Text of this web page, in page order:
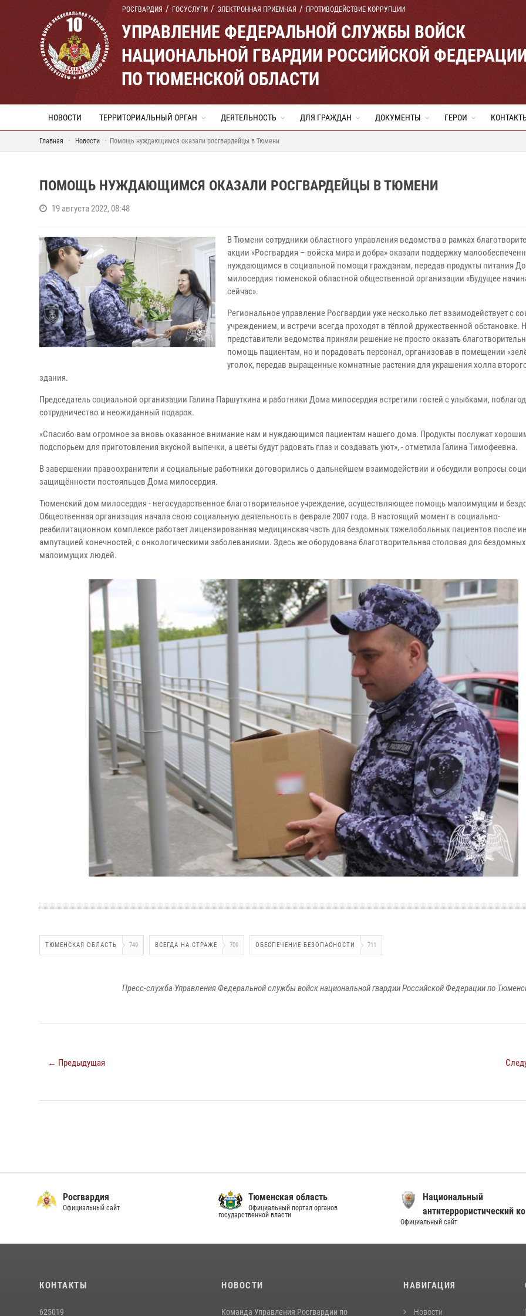
РОСГВАРДИЯ ГОСУСЛУГИ ЭЛЕКТРОННАЯ ПРИЕМНАЯ ПРОТИВОДЕЙСТВИЕ КОРРУПЦИИ
УПРАВЛЕНИЕ ФЕДЕРАЛЬНОЙ СЛУЖБЫ ВОЙСК
НАЦИОНАЛЬНОЙ ГВАРДИИ РОССИЙСКОЙ
ПО ТЮМЕНСКОЙ ОБЛАСТИ
НОВОСТИ ТЕРРИТОРИАЛЬНЫЙ ОРГАН ДЕЯТЕЛЬНОСТЬ ДЛЯ ГРАЖДАН ДОКУМЕНТЫ ГЕРОИ
Главная Новости Помощь нуждающимся оказали росгвардейцы в Тюмени
ПОМОЩЬ НУЖДАЮЩИМСЯ ОКАЗАЛИ РОСГВАРДЕЙЦЫ В ТЮМЕНИ
19 августа 2022, 08:48
В Тюмени сотрудники областного управления ведомства в рамках
акции «Росгвардия – войска мира и добра» оказали поддержку
нуждающимся в социальной помощи гражданам, передав продукты питания
милосердия тюменской областной общественной организации «Будущее
сейчас».
Региональное управление Росгвардии уже несколько лет взаимодействует с
учреждением, и встречи всегда проходят в тёплой дружественной обстановке.
представители ведомства приняли решение не просто оказать
помощь пациентам, но и порадовать персонал, организовав в помещении
уголок, передав выращенные комнатные растения для украшения холла
здания.
Председатель социальной организации Галина Паршуткина и работники Дома милосердия встретили гостей с улыбками,
сотрудничество и неожиданный подарок.
«Спасибо вам огромное за вновь оказанное внимание нам и нуждающимся пациентам нашего дома. Продукты послужат
подспорьем для приготовления вкусной выпечки, а цветы будут радовать глаз и создавать уют», - отметила Галина Тимофеевна.
В завершении правоохранители и социальные работники договорились о дальнейшем взаимодействии и обсудили вопросы
защищённости постояльцев Дома милосердия.
Тюменский дом милосердия - негосударственное благотворительное учреждение, осуществляющее помощь малоимущим и
Общественная организация начала свою социальную деятельность в феврале 2007 года. В настоящий момент в социально-
реабилитационном комплексе работает лицензированная медицинская часть для бездомных тяжелобольных пациентов после
ампутацией конечностей, с онкологическими заболеваниями. Здесь же оборудована благотворительная столовая для
малоимущих людей.
ТЮМЕНСКАЯ ОБЛАСТЬ 749 ВСЕГДА НА СТРАЖЕ 709 ОБЕСПЕЧЕНИЕ БЕЗОПАСНОСТИ 711
Пресс-служба Управления Федеральной службы войск национальной гвардии Российской Федерации по
← Предыдущая
Росгвардия
Официальный сайт
Тюменская область
Официальный портал органов
государственной власти
Национальный
антитеррористический
Официальный сайт
КОНТАКТЫ
625019
НОВОСТИ
Команда Управления Росгвардии по
НАВИГАЦИЯ
Новости